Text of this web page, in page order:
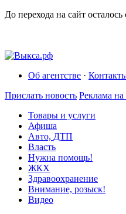
До перехода на сайт осталось
Об агентстве ·
Прислать новость Реклама на
Товары и услуги
Афиша
Авто, ДТП
Власть
Нужна помощь!
ЖКХ
Здравоохранение
Внимание, розыск!
Видео